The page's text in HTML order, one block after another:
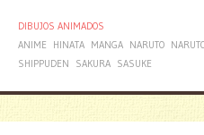
DIBUJOS ANIMADOS
ANIME
HINATA MANGA NARUTO
SHIPPUDEN
SAKURA SASUKE